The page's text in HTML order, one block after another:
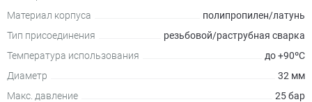
Материал корпуса
полипропилен/латунь
Тип присоединения
резьбовой/раструбная сварка
Температура использования
до +90ºC
Диаметр
32 мм
Макс. давление
25 бар